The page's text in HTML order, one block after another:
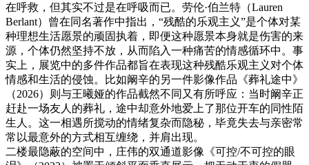
在呼救，但其实不过是在呼吸而已。劳伦·伯兰特（Lauren
Berlant）曾在同名著作中指出，“残酷的乐观主义”是个体对某
种理想生活愿景的顽固执着，即便这种愿景本身就是伤害的来
源，个体仍然坚持不放，从而陷入一种痛苦的情感循环中。事
实上，展览中的多件作品都旨在表现这种残酷乐观主义对个体
情感和生活的侵蚀。比如阚辛的另一件影像作品《葬礼途中》
（2026）则与王曦娅的作品截然不同又有所呼应：当时阚辛正
赶赴一场友人的葬礼，途中却意外地爱上了那位开车的同性陌
生人。这一相遇所搅动的情绪复杂而隐秘，毕竟失去与亲密常
常以最意外的方式相互缠绕，并肩出现。
二楼最隐蔽的空间中，庄伟的双通道影像《可控/不可控的眼